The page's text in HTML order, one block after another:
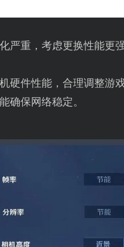
严重，考虑更换性能更强
硬件性能，合理调整游
确保网络稳定。